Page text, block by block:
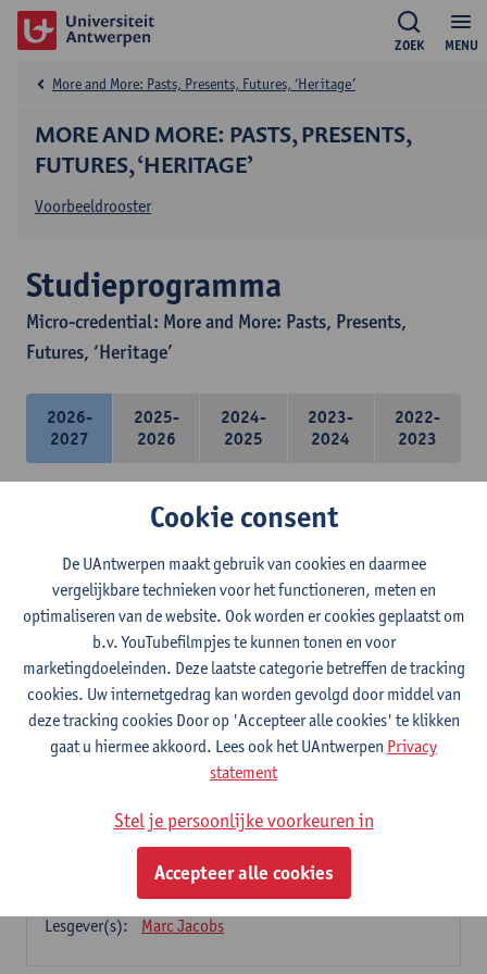
MENU
ZOEK
MORE AND MORE: PASTS, PRESENTS,
FUTURES, ‘HERITAGE’
More and More: Pasts, Presents, Futures, ‘Heritage’
Voorbeeldrooster
Studieprogramma
Micro-credential: More and More: Pasts, Presents,
Futures, ‘Heritage’
2026-
2027
2025-
2026
2024-
2025
2023-
2024
2022-
2023
Micro-credential: More and More: Pasts,
9 studiepunten
Dit programma bestaat uit 3 modules
Heritage: Genealogies and Precursors
1E SEM
studiepunten
Lesgever(s):
Marc Jacobs
Erfgoed: beleid en regelgeving
Lesgever(s):
Gregory Vercauteren
Heritage: Critical Studies
2E SEM
studiepunten
Lesgever(s):
Marc Jacobs
Cookie consent
De UAntwerpen maakt gebruik van cookies en daarmee
vergelijkbare technieken voor het functioneren, meten en
optimaliseren van de website. Ook worden er cookies geplaatst om
b.v. YouTubefilmpjes te kunnen tonen en voor
marketingdoeleinden. Deze laatste categorie betreffen de tracking
cookies. Uw internetgedrag kan worden gevolgd door middel van
deze tracking cookies Door op 'Accepteer alle cookies' te klikken
gaat u hiermee akkoord. Lees ook het UAntwerpen Privacy
statement
Stel je persoonlijke voorkeuren in
Accepteer alle cookies